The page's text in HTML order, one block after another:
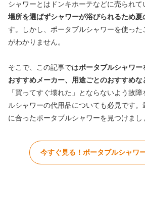
シャワーとはドンキホーテなどに売られて
場所を選ばずシャワーが浴びられるため夏
す。しかし、ポータブルシャワーを使っ
がわかりません。
そこで、この記事ではポータブルシャワ
おすすめメーカー、用途ごとのおすすめな
「買ってすぐ壊れた」とならないよう故
ルシャワーの代用品についても必見です
に合ったポータブルシャワーを見つけまし
今すぐ見る！ポータブルシャワ